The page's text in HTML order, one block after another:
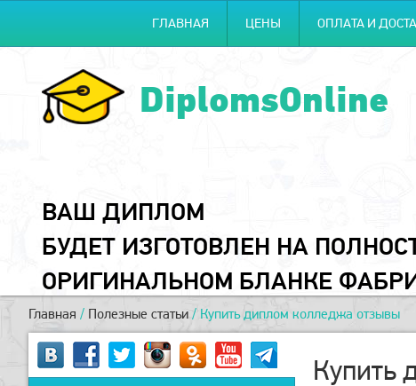
ГЛАВНАЯ ЦЕНЫ ОПЛАТА И
DiplomsOnline
ВАШ ДИПЛОМ
БУДЕТ ИЗГОТОВЛЕН НА
ОРИГИНАЛЬНОМ БЛАНКЕ
Главная / Полезные статьи / Купить диплом колледжа отзывы
Купить